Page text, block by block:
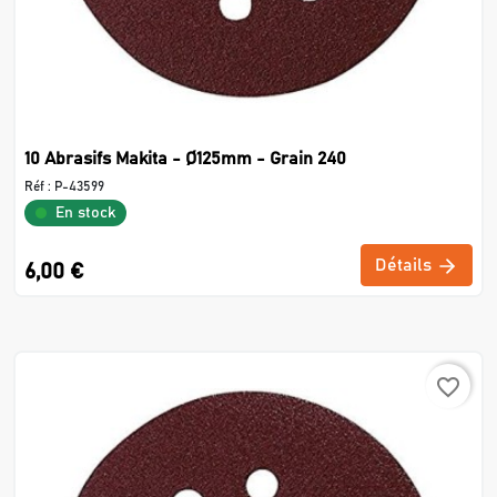
10 Abrasifs Makita - Ø125mm - Grain 240
Réf : P-43599
En stock
6,00 € Détails
favorite_border